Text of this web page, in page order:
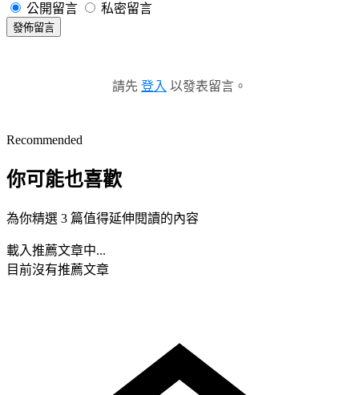
公開留言 私密留言
發佈留言
請先 登入 以發表留言。
Recommended
你可能也喜歡
為你精選 3 篇值得延伸閱讀的內容
載入推薦文章中...
目前沒有推薦文章